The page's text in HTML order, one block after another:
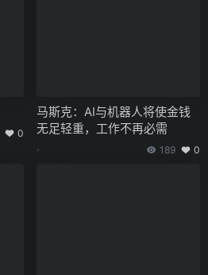
0
马斯克：AI与机器人将使金钱
无足轻重，工作不再必需
189 0